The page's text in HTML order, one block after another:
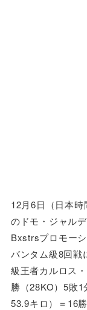
12月6日（日本
のドモ・ジャル
Bxstrsプロモー
バンタム級8回戦
級王者カルロス
勝（28KO）5敗1
53.9キロ）＝16